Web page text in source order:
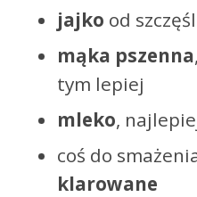
jajko od
mąka pszenna
tym lepiej
mleko,
coś do
klarowane